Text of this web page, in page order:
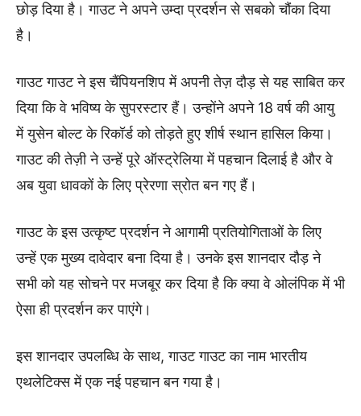
छोड़ दिया है। गाउट ने अपने उम्दा प्रदर्शन से सबको चौंका दिया
है।
गाउट गाउट ने इस चैंपियनशिप में अपनी तेज़ दौड़ से यह साबित कर
दिया कि वे भविष्य के सुपरस्टार हैं। उन्होंने अपने 18 वर्ष की आयु
में युसेन बोल्ट के रिकॉर्ड को तोड़ते हुए शीर्ष स्थान हासिल किया।
गाउट की तेज़ी ने उन्हें पूरे ऑस्ट्रेलिया में पहचान दिलाई है और वे
अब युवा धावकों के लिए प्रेरणा स्रोत बन गए हैं।
गाउट के इस उत्कृष्ट प्रदर्शन ने आगामी प्रतियोगिताओं के लिए
उन्हें एक मुख्य दावेदार बना दिया है। उनके इस शानदार दौड़ ने
सभी को यह सोचने पर मजबूर कर दिया है कि क्या वे ओलंपिक में भी
ऐसा ही प्रदर्शन कर पाएंगे।
इस शानदार उपलब्धि के साथ, गाउट गाउट का नाम भारतीय
एथलेटिक्स में एक नई पहचान बन गया है।